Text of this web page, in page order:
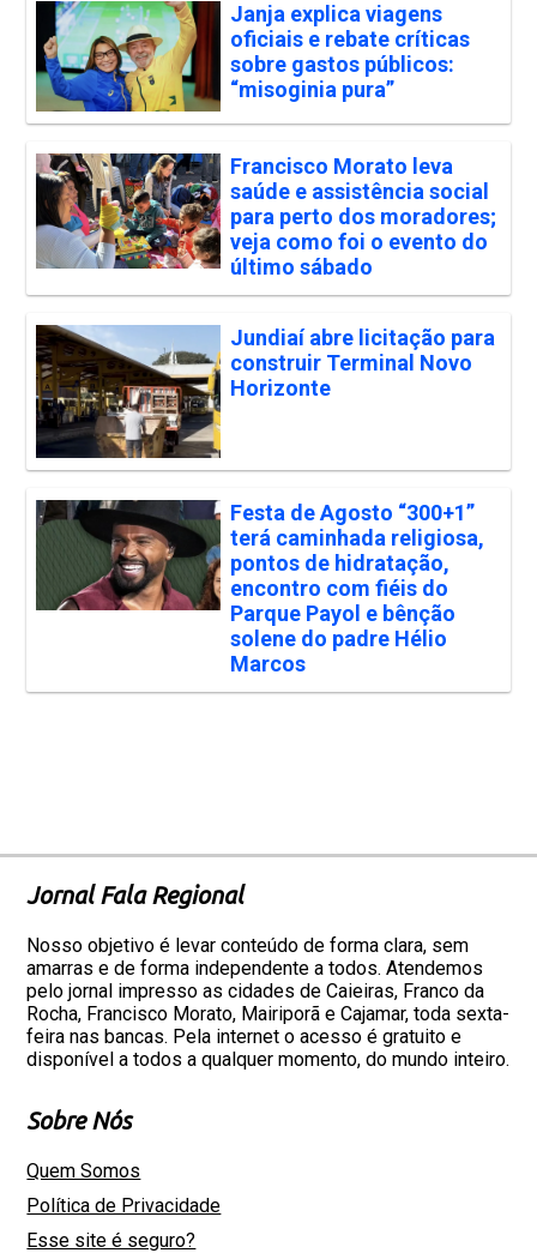
Janja explica viagens
oficiais e rebate críticas
sobre gastos públicos:
“misoginia pura”
Francisco Morato leva
saúde e assistência social
para perto dos moradores;
veja como foi o evento do
último sábado
Jundiaí abre licitação para
construir Terminal Novo
Horizonte
Festa de Agosto “300+1”
terá caminhada religiosa,
pontos de hidratação,
encontro com fiéis do
Parque Payol e bênção
solene do padre Hélio
Marcos
Jornal Fala Regional
Nosso objetivo é levar conteúdo de forma clara, sem
amarras e de forma independente a todos. Atendemos
pelo jornal impresso as cidades de Caieiras, Franco da
Rocha, Francisco Morato, Mairiporã e Cajamar, toda sexta-
feira nas bancas. Pela internet o acesso é gratuito e
disponível a todos a qualquer momento, do mundo inteiro.
Sobre Nós
Quem Somos
Política de Privacidade
Esse site é seguro?